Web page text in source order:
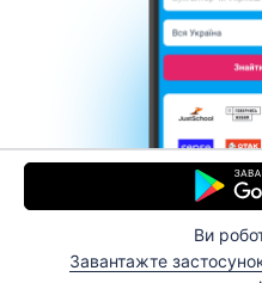
Ви
Завантажте
Контакти
© 2006–2026 Work.ua.